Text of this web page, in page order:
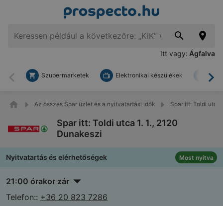
Itt vagy: Ágfalva
Vissza
Szupermarketek Elektronikai készülékek
Az összes Spar üzlet és a nyitvatartási idők Spar itt: Toldi utca
Spar itt: Toldi utca 1. 1., 2120
Dunakeszi
Nyitvatartás és elérhetőségek Most nyitva
21:00 órakor zár
Telefon:: +36 20 823 7286